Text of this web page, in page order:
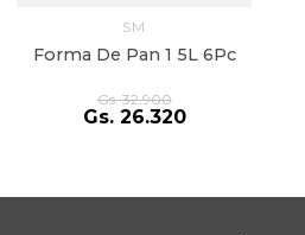
SM
Forma De Pan 1 5L 6Pc
Gs. 32.900
Gs. 26.320